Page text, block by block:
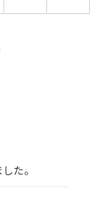
た。